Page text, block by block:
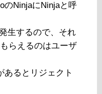
のNinjaにNinjaと呼
生するので、それ
らえるのはユーザ
あるとリジェクト